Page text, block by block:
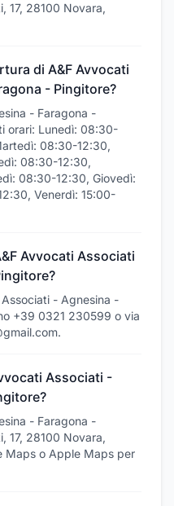
17, 28100 Novara,
di A&F Avvocati
- Pingitore?
- Faragona -
orari: Lunedì: 08:30-
08:30-12:30,
08:30-12:30,
08:30-12:30, Giovedì:
Venerdì: 15:00-
Avvocati Associati
- Agnesina -
+39 0321 230599 o via
Associati -
- Faragona -
17, 28100 Novara,
Maps o Apple Maps per